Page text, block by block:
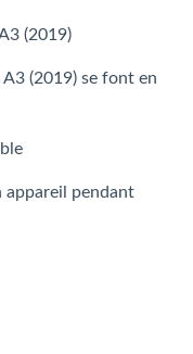
(2019)
(2019) se font en
appareil pendant